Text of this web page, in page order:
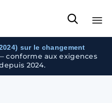

sur le changement
conforme aux exigences
2024.